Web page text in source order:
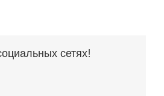
сетях!